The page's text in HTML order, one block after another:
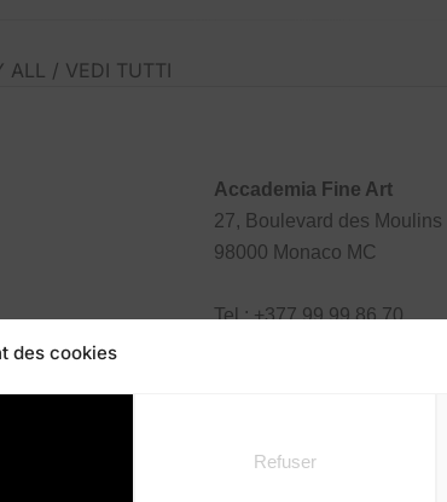
des cookies
Refuser
ALL / VEDI TUTTI
Accademia Fine Art
27, Boulevard des Moulins
98000 Monaco MC
Tel : +377 99 99 86 70